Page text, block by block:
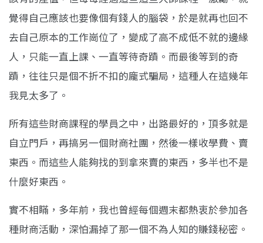
覺得自己應該也要像個有錢人的腦袋，於是就再也回不
去自己原本的工作崗位了，變成了高不成低不就的邊緣
人，只能一直上課、一直等待奇蹟。而最後等到的奇
蹟，往往只是個不折不扣的龐式騙局，這種人在這幾年
我見太多了。
所有這些財商課程的學員之中，出路最好的，頂多就是
自立門戶，再搞另一個財商社團，然後一樣收學費、賣
東西。而這些人能夠找的到拿來賣的東西，多半也不是
什麼好東西。
實不相瞞，多年前，我也曾經每個週末都熱衷於參加各
種財商活動，深怕漏掉了那一個不為人知的賺錢秘密。